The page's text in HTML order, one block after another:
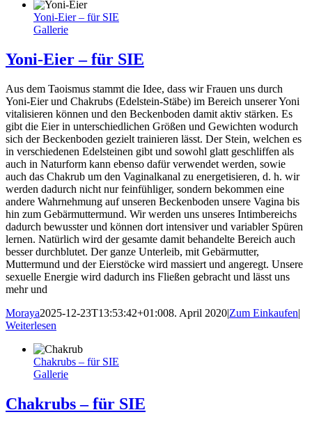
Yoni-Eier – für SIE
Gallerie
Yoni-Eier – für SIE
Aus dem Taoismus stammt die Idee, dass wir Frauen uns durch
Yoni-Eier und Chakrubs (Edelstein-Stäbe) im Bereich unserer Yoni
vitalisieren können und den Beckenboden damit aktiv stärken. Es
gibt die Eier in unterschiedlichen Größen und Gewichten wodurch
sich der Beckenboden gezielt trainieren lässt. Der Stein, welchen es
in verschiedenen Edelsteinen gibt und sowohl glatt geschliffen als
auch in Naturform kann ebenso dafür verwendet werden, sowie
auch das Chakrub um den Vaginalkanal zu energetisieren, d. h. wir
werden dadurch nicht nur feinfühliger, sondern bekommen eine
andere Wahrnehmung auf unseren Beckenboden unsere Vagina bis
hin zum Gebärmuttermund. Wir werden uns unseres Intimbereichs
dadurch bewusster und können dort intensiver und variabler Spüren
lernen. Natürlich wird der gesamte damit behandelte Bereich auch
besser durchblutet. Der ganze Unterleib, mit Gebärmutter,
Muttermund und der Eierstöcke wird massiert und angeregt. Unsere
sexuelle Energie wird dadurch ins Fließen gebracht und lässt uns
mehr und
Moraya2025-12-23T13:53:42+01:008. April 2020|Zum Einkaufen|
Weiterlesen
Chakrubs – für SIE
Gallerie
Chakrubs – für SIE